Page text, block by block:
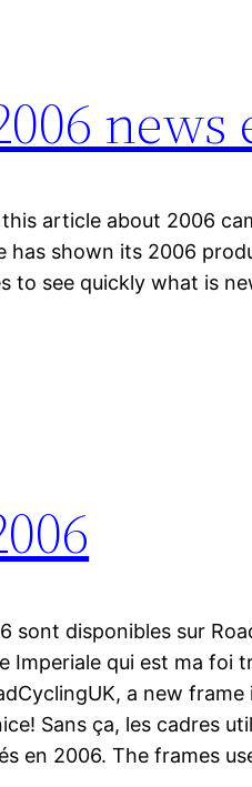
news
article about 2006
has shown its 2006
to see quickly what is
sont disponibles sur
Imperiale qui est ma foi
a new
Sans ça, les cadres
en 2006. The frames